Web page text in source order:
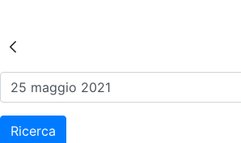
Risultati della
Ricerca